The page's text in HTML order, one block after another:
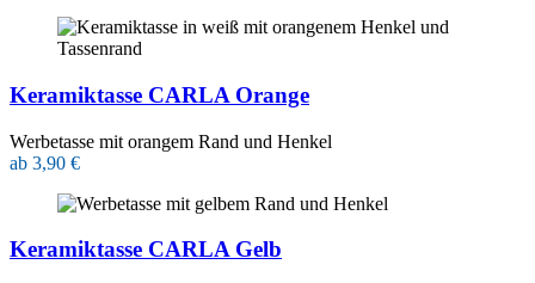
Keramiktasse CARLA Orange
Werbetasse mit orangem Rand und Henkel
ab 3,90 €
Keramiktasse CARLA Gelb